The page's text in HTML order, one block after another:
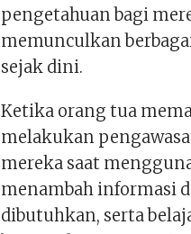
pengetahuan bagi
memunculkan
sejak dini.
Ketika orang tua
melakukan
mereka saat
menambah informasi
dibutuhkan, serta